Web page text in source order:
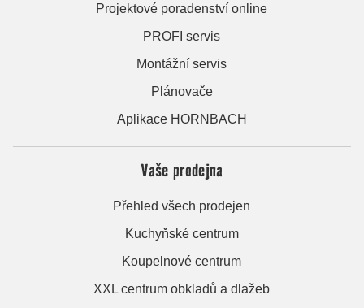
Projektové poradenství online
PROFI servis
Montážní servis
Plánovače
Aplikace HORNBACH
Vaše prodejna
Přehled všech prodejen
Kuchyňské centrum
Koupelnové centrum
XXL centrum obkladů a dlažeb